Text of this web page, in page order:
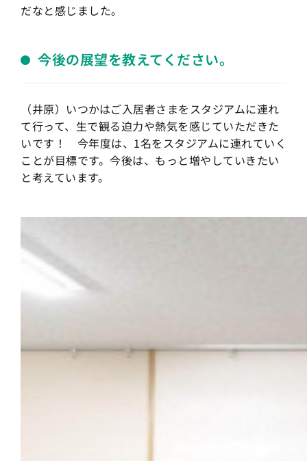
だなと感じました。
今後の展望を教えてください。
（井原）いつかはご入居者さまをスタジアムに連れ
て行って、生で観る迫力や熱気を感じていただきた
いです！ 今年度は、1名をスタジアムに連れていく
ことが目標です。今後は、もっと増やしていきたい
と考えています。